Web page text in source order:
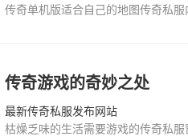
传奇单机版适合自己的地图传奇私
传奇游戏的奇妙之处
最新传奇私服发布网站
枯燥乏味的生活需要游戏的传奇私